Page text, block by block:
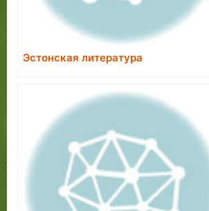
Эстонская литература